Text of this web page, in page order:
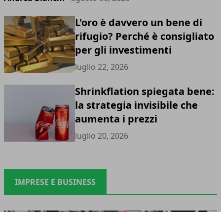
L'oro è davvero un bene di
rifugio? Perché è consigliato
per gli investimenti
luglio 22, 2026
Shrinkflation spiegata bene:
la strategia invisibile che
aumenta i prezzi
luglio 20, 2026
IMPRESE E BUSINESS